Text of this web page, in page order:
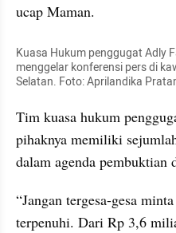
ucap Maman.
Kuasa Hukum penggugat Adly
menggelar konferensi pers di
Selatan. Foto: Aprilandika
Tim kuasa hukum
pihaknya memiliki
dalam agenda pembuktian
“Jangan tergesa-gesa
terpenuhi. Dari Rp 3,6